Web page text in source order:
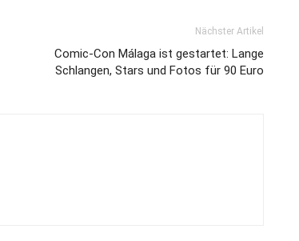
Nächster Artikel
Comic-Con Málaga ist gestartet: Lange
Schlangen, Stars und Fotos für 90 Euro